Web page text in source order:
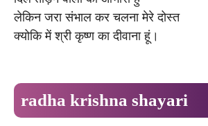
लेकिन जरा संभाल कर चलना मेरे दोस्त
क्योकि में श्री कृष्ण का दीवाना हूं।
radha krishna shayari